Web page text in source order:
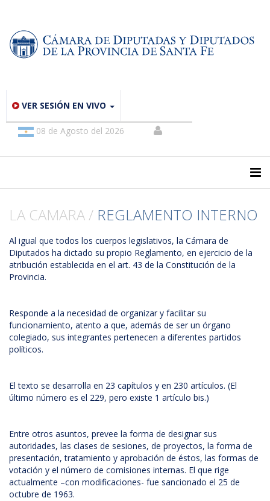
VER SESIÓN EN VIVO
08 de Agosto del 2026
LA CAMARA / REGLAMENTO INTERNO
Al igual que todos los cuerpos legislativos, la Cámara de
Diputados ha dictado su propio Reglamento, en ejercicio de la
atribución establecida en el art. 43 de la Constitución de la
Provincia.
Responde a la necesidad de organizar y facilitar su
funcionamiento, atento a que, además de ser un órgano
colegiado, sus integrantes pertenecen a diferentes partidos
políticos.
El texto se desarrolla en 23 capítulos y en 230 artículos. (El
último número es el 229, pero existe 1 artículo bis.)
Entre otros asuntos, prevee la forma de designar sus
autoridades, las clases de sesiones, de proyectos, la forma de
presentación, tratamiento y aprobación de éstos, las formas de
votación y el número de comisiones internas. El que rige
actualmente –con modificaciones- fue sancionado el 25 de
octubre de 1963.